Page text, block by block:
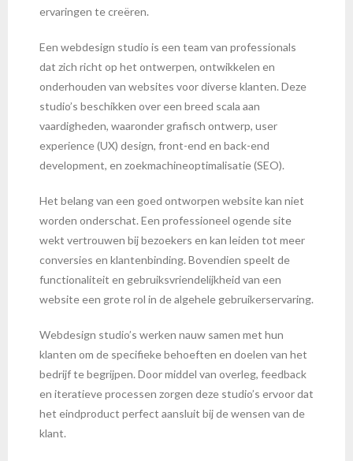
ervaringen te creëren.
Een webdesign studio is een team van professionals
dat zich richt op het ontwerpen, ontwikkelen en
onderhouden van websites voor diverse klanten. Deze
studio’s beschikken over een breed scala aan
vaardigheden, waaronder grafisch ontwerp, user
experience (UX) design, front-end en back-end
development, en zoekmachineoptimalisatie (SEO).
Het belang van een goed ontworpen website kan niet
worden onderschat. Een professioneel ogende site
wekt vertrouwen bij bezoekers en kan leiden tot meer
conversies en klantenbinding. Bovendien speelt de
functionaliteit en gebruiksvriendelijkheid van een
website een grote rol in de algehele gebruikerservaring.
Webdesign studio’s werken nauw samen met hun
klanten om de specifieke behoeften en doelen van het
bedrijf te begrijpen. Door middel van overleg, feedback
en iteratieve processen zorgen deze studio’s ervoor dat
het eindproduct perfect aansluit bij de wensen van de
klant.